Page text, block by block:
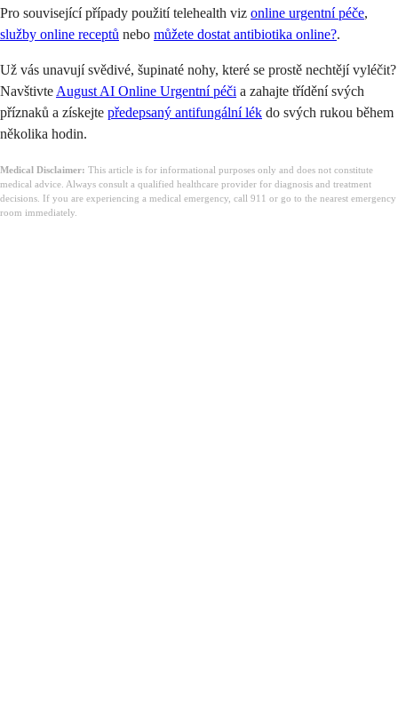
Pro související případy použití telehealth viz online urgentní péče,
služby online receptů nebo můžete dostat antibiotika online?.
Už vás unavují svědivé, šupinaté nohy, které se prostě nechtějí vyléčit?
Navštivte August AI Online Urgentní péči a zahajte třídění svých
příznaků a získejte předepsaný antifungální lék do svých rukou během
několika hodin.
Medical Disclaimer: This article is for informational purposes only and does not constitute
medical advice. Always consult a qualified healthcare provider for diagnosis and treatment
decisions. If you are experiencing a medical emergency, call 911 or go to the nearest emergency
room immediately.